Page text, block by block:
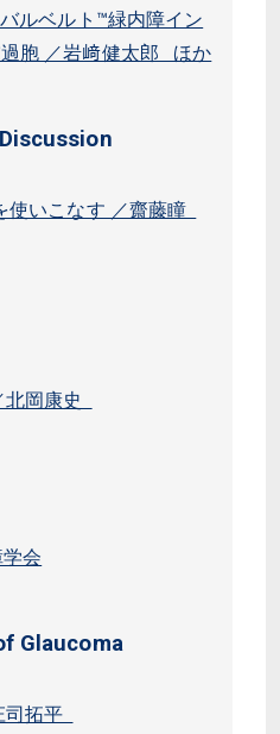
ルベルト™緑内障イン
胞 ／岩﨑健太郎 ほか
使いこなす ／齋藤瞳
岡康史
会
Glaucoma
司拓平